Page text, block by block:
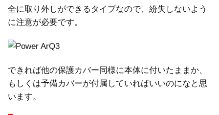
全に取り外しができるタイプなので、紛失しないよう
に注意が必要です。
できれば他の保護カバー同様に本体に付いたままか、
もしくは予備カバーが付属していればいいのになと思
います。